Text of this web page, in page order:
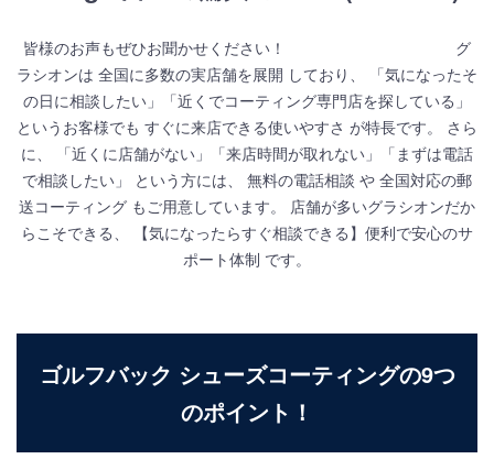
皆様のお声もぜひお聞かせください！ グ
ラシオンは 全国に多数の実店舗を展開 しており、 「気になったそ
の日に相談したい」「近くでコーティング専門店を探している」
というお客様でも すぐに来店できる使いやすさ が特長です。 さら
に、 「近くに店舗がない」「来店時間が取れない」「まずは電話
で相談したい」 という方には、 無料の電話相談 や 全国対応の郵
送コーティング もご用意しています。 店舗が多いグラシオンだか
らこそできる、 【気になったらすぐ相談できる】便利で安心のサ
ポート体制 です。
ゴルフバック シューズコーティングの9つ
のポイント！